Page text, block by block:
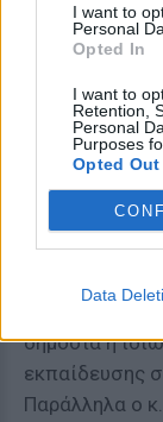
I want to
Personal
Opted In
I want to
Retention,
Personal
Purposes
Opted Out
Data
Αγγλική
κλάδο της
φύγουν από
O Χάρης
εξηγεί πως
βασικός
στέκεται
ακόμα και σε
δημόσια ή
εκπαίδευσης
Παράλληλα ο